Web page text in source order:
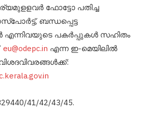
ഫോട്ടോ പതിച്ച
ബന്ധപ്പെട്ട
എന്നിവയുടെ പകർപ്പുകൾ സഹിതം
eu@odepc.in എന്ന ഇ-മെയിലിൽ
41/42/43/45.